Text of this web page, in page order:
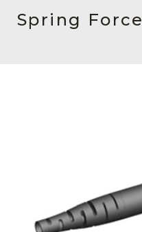
订阅
Spring Force